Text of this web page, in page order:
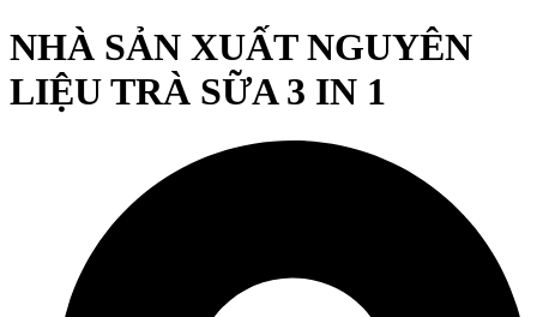
NHÀ SẢN XUẤT NGUYÊN
LIỆU TRÀ SỮA 3 IN 1